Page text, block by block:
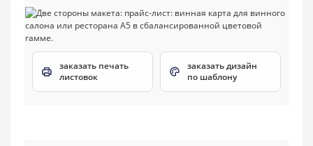
заказать печать
листовок
заказать дизайн
по шаблону